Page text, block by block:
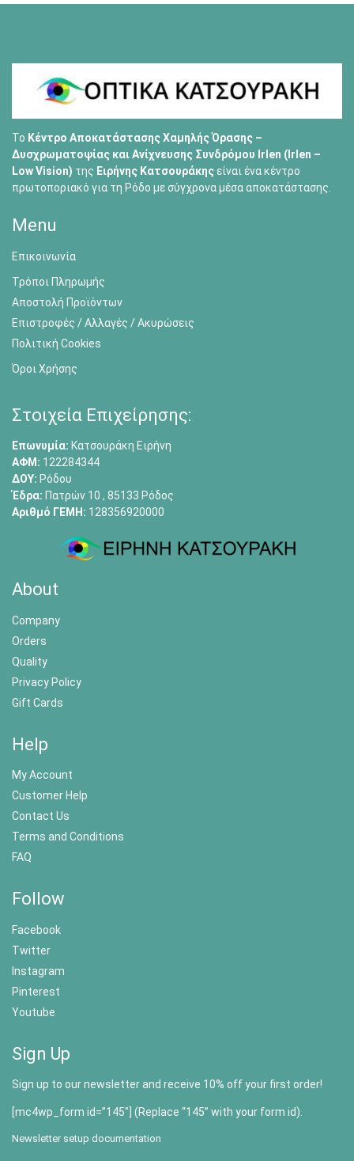
Το Κέντρο Αποκατάστασης Χαμηλής Όρασης –
Δυσχρωματοψίας και Ανίχνευσης Συνδρόμου Irlen (Irlen –
Low Vision) της Ειρήνης Κατσουράκηςείναι ένα κέντρο
πρωτοποριακό για τη Ρόδο με σύγχρονα μέσα αποκατάστασης.
Menu
Επικοινωνία
Τρόποι Πληρωμής
Αποστολή Προϊόντων
Επιστροφές / Αλλαγές / Ακυρώσεις
Πολιτική Cookies
Όροι Χρήσης
Στοιχεία Επιχείρησης:
Επωνυμία: Κατσουράκη Ειρήνη
ΑΦΜ: 122284344
ΔΟΥ: Ρόδου
Έδρα: Πατρών 10 , 85133 Ρόδος
Αριθμό ΓΕΜΗ: 128356920000
About
Company
Orders
Quality
Privacy Policy
Gift Cards
Help
My Account
Customer Help
Contact Us
Terms and Conditions
FAQ
Follow
Facebook
Twitter
Instagram
Pinterest
Youtube
Sign Up
Sign up to our newsletter and receive 10% off your first order!
[mc4wp_form id=”145″] (Replace “145” with your form id).
Newsletter setup documentation